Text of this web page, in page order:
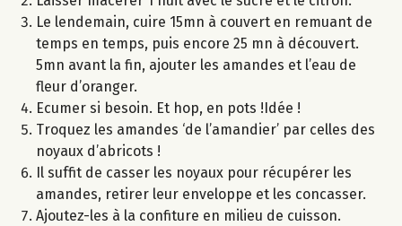
Le lendemain, cuire 15mn à couvert en remuant de
temps en temps, puis encore 25 mn à découvert.
5mn avant la fin, ajouter les amandes et l’eau de
fleur d’oranger.
Ecumer si besoin. Et hop, en pots !Idée !
Troquez les amandes ‘de l’amandier’ par celles des
noyaux d’abricots !
Il suffit de casser les noyaux pour récupérer les
amandes, retirer leur enveloppe et les concasser.
Ajoutez-les à la confiture en milieu de cuisson.